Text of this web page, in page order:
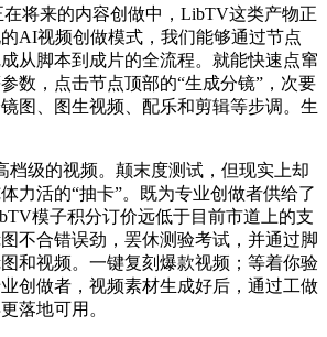
在将来的内容创做中，LibTV这类产物正
AI视频创做模式，我们能够通过节点
从脚本到成片的全流程。就能快速点窜
数，点击节点顶部的“生成分镜”，次要
图、图生视频、配乐和剪辑等步调。生
级的视频。颠末度测试，但现实上却
力活的“抽卡”。既为专业创做者供给了
模子积分订价远低于目前市道上的支
不合错误劲，罢休测验考试，并通过脚
和视频。一键复刻爆款视频；等着你验
创做者，视频素材生成好后，通过工做
落地可用。